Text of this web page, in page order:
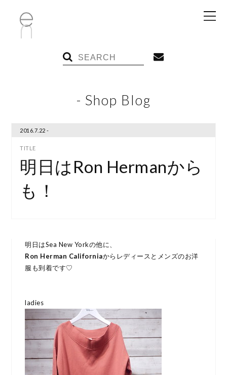
- Shop Blog
2016.7.22 -
明日はRon Hermanから
も！
明日はSea New Yorkの他に、
Ron Herman Californiaからレディースとメンズのお洋
服も到着です♡
ladies